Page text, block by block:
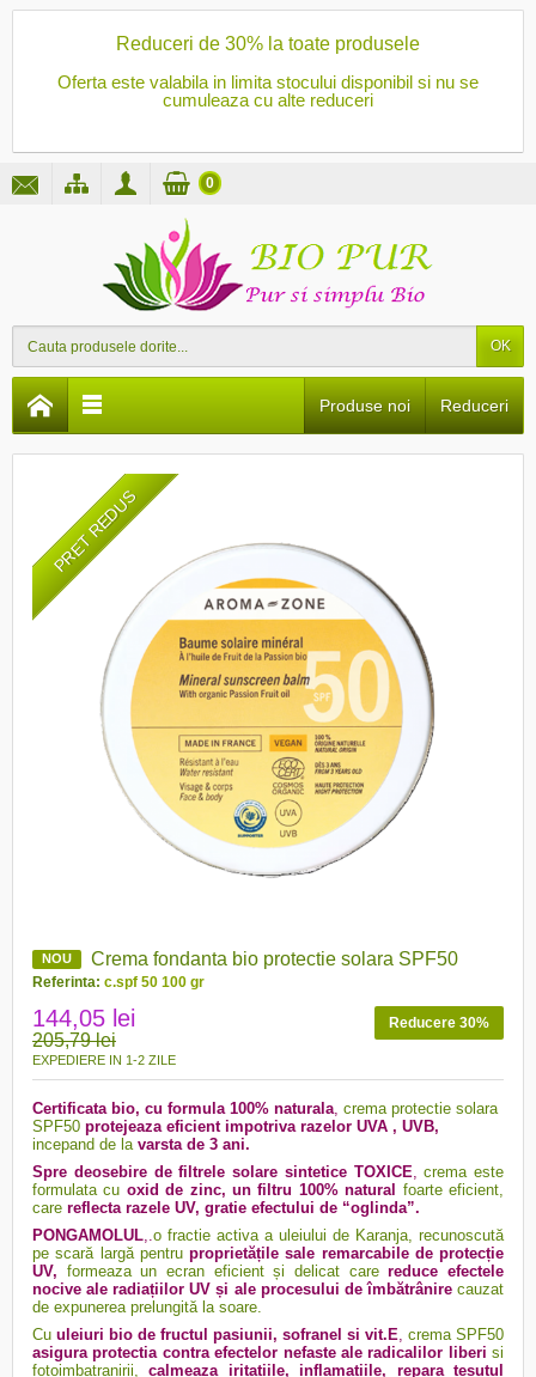
Reduceri de 30% la toate produsele
Oferta este valabila in limita stocului disponibil si nu se
cumuleaza cu alte reduceri
OK
0
Reduceri
Produse noi
PRET REDUS
NOU Crema fondanta bio protectie solara SPF50
Referinta: c.spf 50 100 gr
Reducere 30%
144,05 lei
205,79 lei
EXPEDIERE IN 1-2 ZILE
Certificata bio, cu formula 100% naturala, crema protectie solara
SPF50 protejeaza eficient impotriva razelor UVA , UVB,
incepand de lavarsta de 3 ani.
Spre deosebire de filtrele solare sintetice TOXICE, crema este
formulata cu oxid de zinc, un filtru 100% natural foarte eficient,
care reflecta razele UV, gratie efectului de “oglinda”.
PONGAMOLUL,.o fractie activa a uleiului de Karanja, recunoscută
pe scară largă pentru proprietățile sale remarcabile de protecție
UV, formeaza un ecran eficient și delicat care reduce efectele
nocive ale radiațiilor UV și ale procesului de îmbătrânire cauzat
de expunerea prelungită la soare.
Cu uleiuri bio de fructul pasiunii, sofranel si vit.E, crema SPF50
asigura protectia contra efectelor nefaste ale radicalilor liberi si
fotoimbatranirii,
calmeaza iritatiile, inflamatiile, repara tesutul